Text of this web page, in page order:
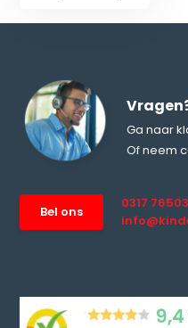
Ga naar
Of neem
Bel ons
0317